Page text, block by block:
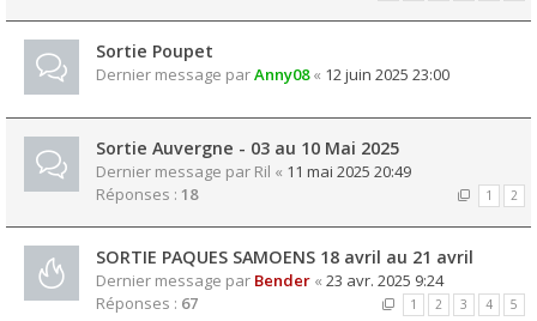
Sortie Poupet
Dernier message parAnny08« 12 juin 2025 23:00
Sortie Auvergne - 03 au 10 Mai 2025
Dernier message par Ril « 11 mai 2025 20:49
Réponses : 18 1 2
SORTIE PAQUES SAMOENS 18 avril au 21 avril
Dernier message par Bender « 23 avr. 2025 9:24
Réponses : 67 1 2 3 4 5